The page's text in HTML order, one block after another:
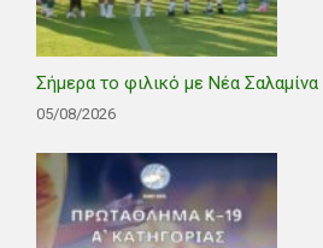
Σήμερα το φιλικό με Νέα Σαλαμίνα
05/08/2026